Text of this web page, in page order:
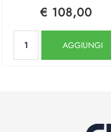
€ 108,00
AGGIUNGI